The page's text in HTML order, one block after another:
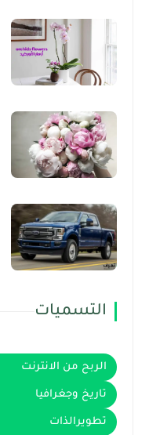
التسميات
الربح من الانترنت
تاريخ وجغرافيا
تطويرالذات